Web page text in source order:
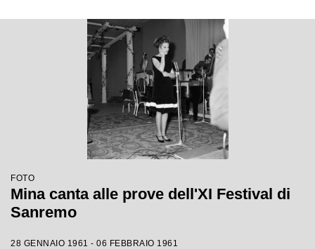
FOTO
Mina canta alle prove dell'XI Festival di
Sanremo
28 GENNAIO 1961 - 06 FEBBRAIO 1961